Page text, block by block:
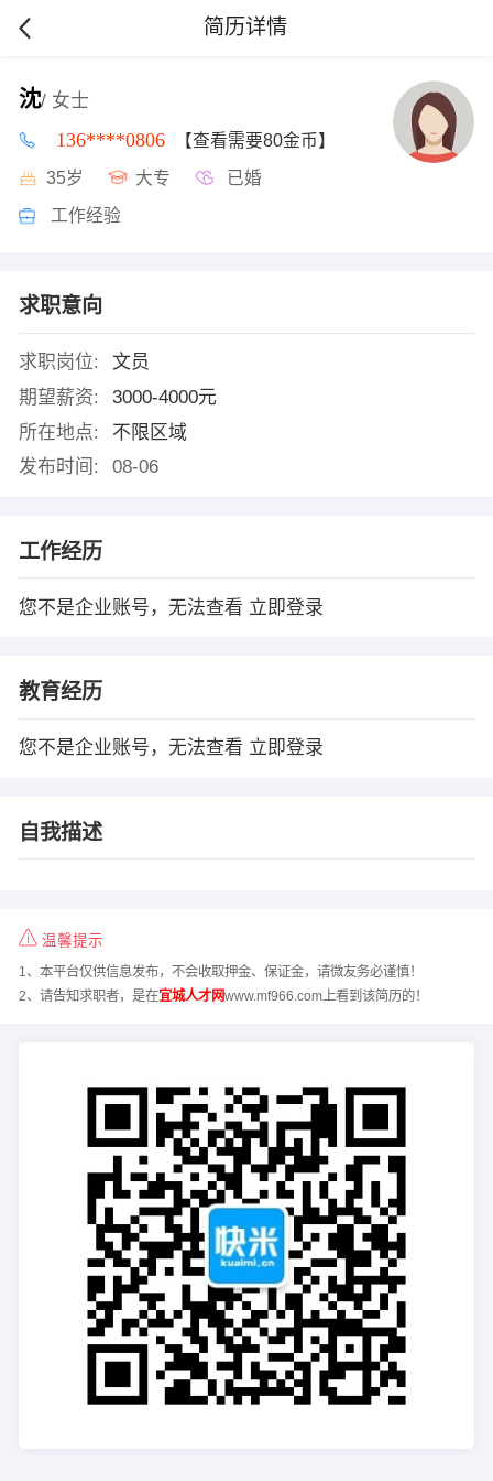
简历详情
沈/ 女士
136****0806 【查看需要80金币】
35岁 大专 已婚
工作经验
求职意向
求职岗位:
文员
期望薪资:
3000-4000元
所在地点:
不限区域
发布时间:
08-06
工作经历
您不是企业账号，无法查看 立即登录
教育经历
您不是企业账号，无法查看 立即登录
自我描述
温馨提示
1、本平台仅供信息发布，不会收取押金、保证金，请微友务必谨慎！
2、请告知求职者，是在宜城人才网www.mf966.com上看到该简历的！